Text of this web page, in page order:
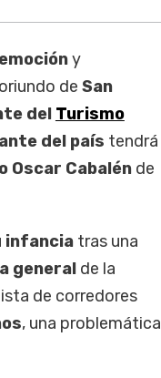
emocióny
de San
del Turismo
del país tendrá
Oscar Cabalénde
infanciatras una
generalde la
de corredores
, una problemática